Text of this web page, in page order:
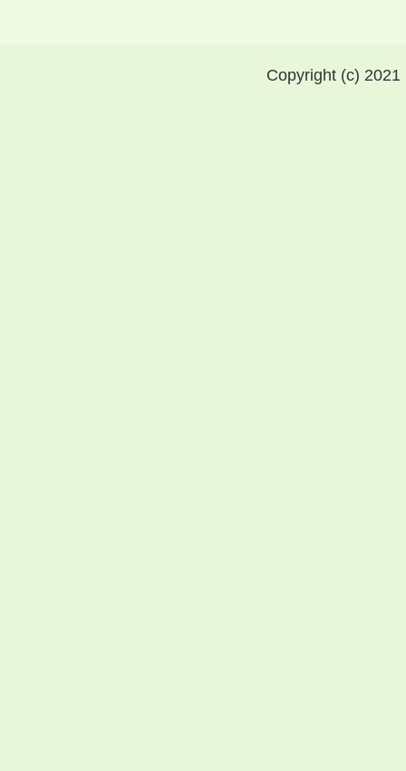
Copyright (c)